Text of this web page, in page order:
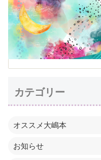
カテゴリー
オススメ大嶋本
お知らせ